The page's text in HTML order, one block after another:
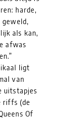
harde,
geweld,
als kan,
afwas
ligt
van
uitstapjes
riffs (de
Of